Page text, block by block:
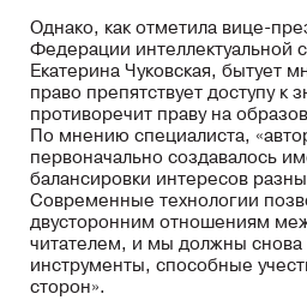
Однако, как отметила вице-
Федерации интеллектуальной
Екатерина Чуковская, бытует
право препятствует доступу к
противоречит праву на
По мнению специалиста,
первоначально создавалось
балансировки интересов
Современные технологии
двусторонним отношениям
читателем, и мы должны
инструменты, способные
сторон».